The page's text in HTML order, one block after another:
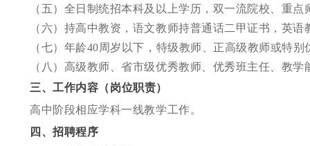
（ 五） 全日制统招本科及以上学历，双一流院校、重
（ 六） 持高中教资，语文教师持普通话二甲证书，英语
（七） 年龄40周岁以下，特级教师、正高级教师或特别
（ 八） 高级教师、省市级优秀教师、优秀班主任、教
三、工作内容（岗位职责）
高中阶段相应学科一线教学工作。
四、招聘程序